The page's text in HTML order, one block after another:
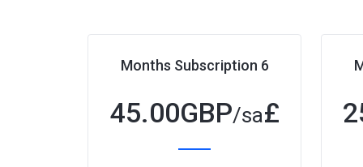
6 Months Subscription
£
45.00GBP/sa